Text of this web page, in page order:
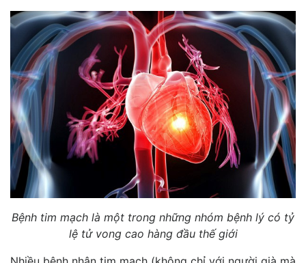
Bệnh tim mạch là một trong những nhóm bệnh lý có tỷ
lệ tử vong cao hàng đầu thế giới